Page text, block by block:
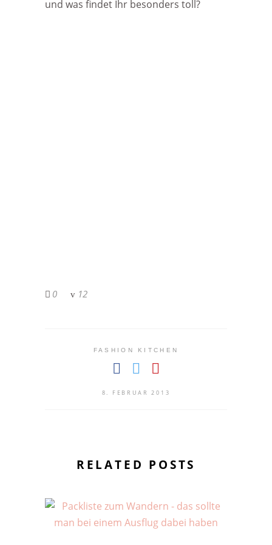
und was findet Ihr besonders toll?
0 12
FASHION KITCHEN
8. FEBRUAR 2013
RELATED POSTS